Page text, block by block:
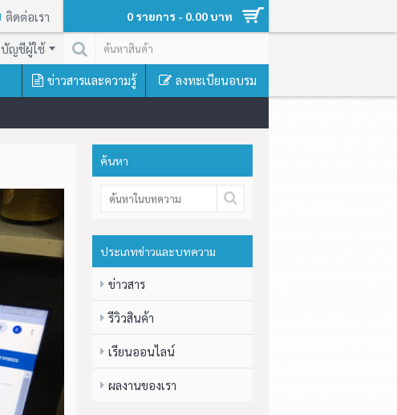
ติดต่อเรา 0 รายการ - 0.00 บาท
บัญชีผู้ใช้
ข่าวสารและความรู้ ลงทะเบียนอบรม
ค้นหา
ประเภทข่าวและบทความ
ข่าวสาร
รีวิวสินค้า
เรียนออนไลน์
ผลงานของเรา